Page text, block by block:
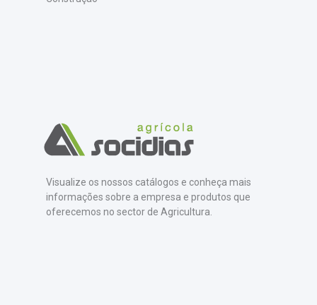
Visualize os nossos catálogos e conheça mais
informações sobre a empresa e produtos que
oferecemos no sector de Agricultura.